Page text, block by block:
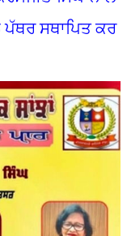
ਪੱਥਰ ਸਥਾਪਿਤ ਕਰ